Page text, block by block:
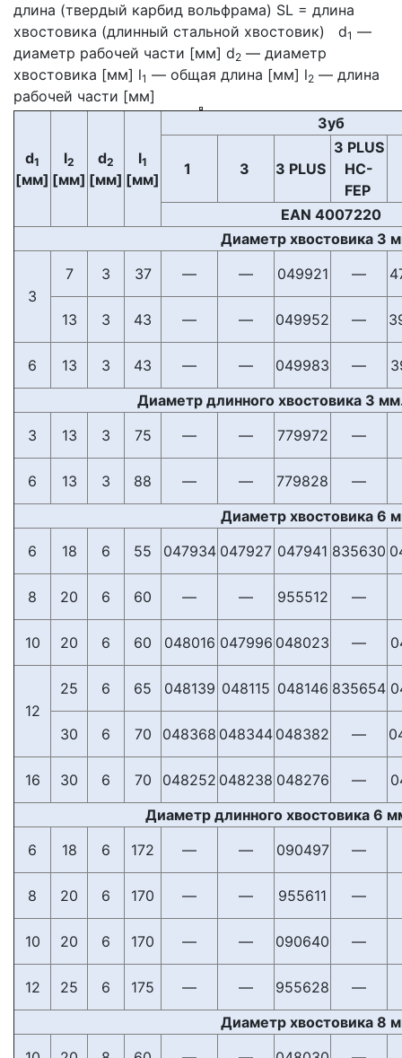
длина (твердый карбид вольфрама) SL = длина
хвостовика (длинный стальной хвостовик) d1 —
диаметр рабочей части [мм] d2 — диаметр
хвостовика [мм] l1 — общая длина [мм] l2 — длина
рабочей части [мм]
d1
[мм]
l2
[мм]
d2
[мм]
l1
[мм]
Зуб
1 3 3 PLUS
3 PLUS
HC-
FEP
EAN 4007220
Диаметр хвостовика 3
3
7 3 37 — — 049921 —
13 3 43 — — 049952 —
6 13 3 43 — — 049983 —
Диаметр длинного хвостовика 3
3
13 3 75 — — 779972 —
6 13 3 88 — — 779828
—
Диаметр хвостовика 6
6
18 6 55 047934 047927 047941 835630
8 20 6 60 — — 955512 —
10 20 6 60 048016 047996 048023 —
12
25 6 65 048139 048115 048146 835654
30 6 70 048368 048344 048382 —
16 30 6 70 048252 048238 048276 —
Диаметр длинного хвостовика 6
6
18 6 172 — — 090497 —
8 20 6 170 — — 955611 —
10 20 6 170 — — 090640 —
12 25 6 175 — — 955628
—
Диаметр хвостовика 8